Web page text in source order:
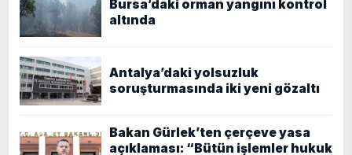
Bursa’daki orman yangını kontrol
altında
Antalya’daki yolsuzluk
soruşturmasında iki yeni gözaltı
Bakan Gürlek’ten çerçeve yasa
açıklaması: “Bütün işlemler hukuk